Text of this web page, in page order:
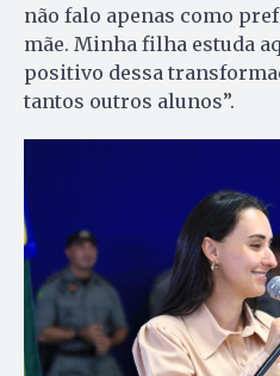
não falo apenas como
mãe. Minha filha estuda
positivo dessa
tantos outros alunos”.